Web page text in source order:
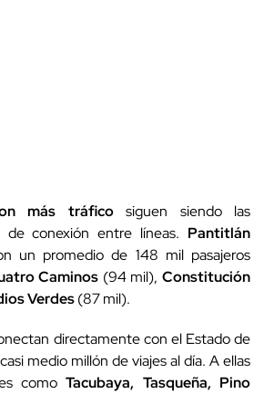
más tráficosiguen siendo las
conexión entre líneas. Pantitlán
un promedio de 148 mil pasajeros
Caminos (94 mil),Constitución
Verdes(87 mil).
directamente con el Estado de
medio millón de viajes al día. A ellas
comoTacubaya, Tasqueña, Pino